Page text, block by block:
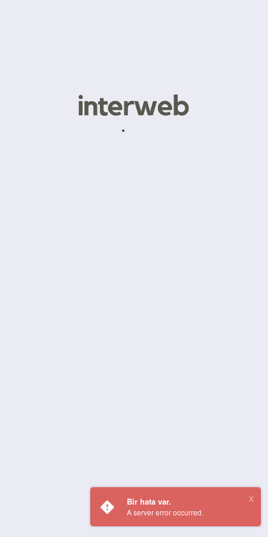
Bir hata var.
A server error occurred.